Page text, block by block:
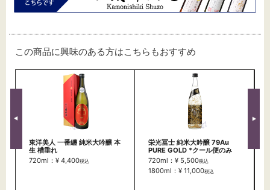
この商品に興味のある方はこちらもおすすめ
東洋美人 一番纏 純米大吟醸 本
生 槽垂れ
720ml：¥ 4,400税込
栄光冨士 純米大吟醸 79Au
PURE GOLD *クール便のみ
720ml：¥ 5,500税込
1800ml：¥ 11,000税込